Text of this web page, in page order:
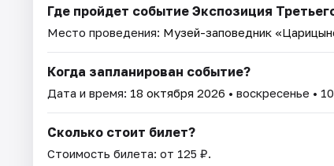
Где пройдет событие Экспозиция
Место проведения: Музей-заповедник
Когда запланирован событие?
Дата и время: 18 октября 2026 • воскресенье •
Сколько стоит билет?
Стоимость билета: от 125 ₽.